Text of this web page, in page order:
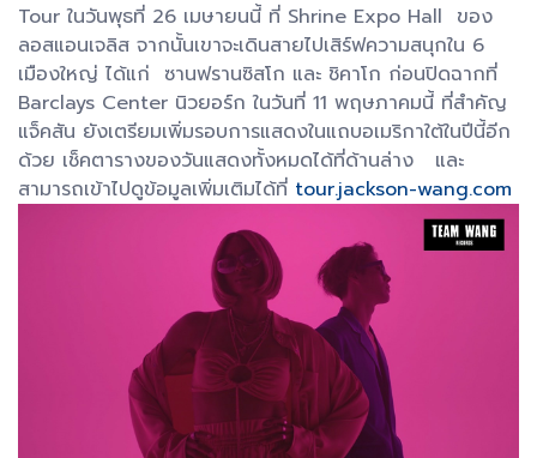
Tour ในวันพุธที่ 26 เมษายนนี้ ที่ Shrine Expo Hall ของ
ลอสแอนเจลิส จากนั้นเขาจะเดินสายไปเสิร์ฟความสนุกใน 6
เมืองใหญ่ ได้แก่ ซานฟรานซิสโก และ ชิคาโก ก่อนปิดฉากที่
Barclays Center นิวยอร์ก ในวันที่ 11 พฤษภาคมนี้ ที่สำคัญ
แจ็คสัน ยังเตรียมเพิ่มรอบการแสดงในแถบอเมริกาใต้ในปีนี้อีก
ด้วย เช็คตารางของวันแสดงทั้งหมดได้ที่ด้านล่าง และ
สามารถเข้าไปดูข้อมูลเพิ่มเติมได้ที่ tour.jackson-wang.com